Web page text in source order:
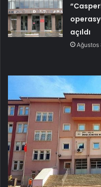
açıldı
Ağustos